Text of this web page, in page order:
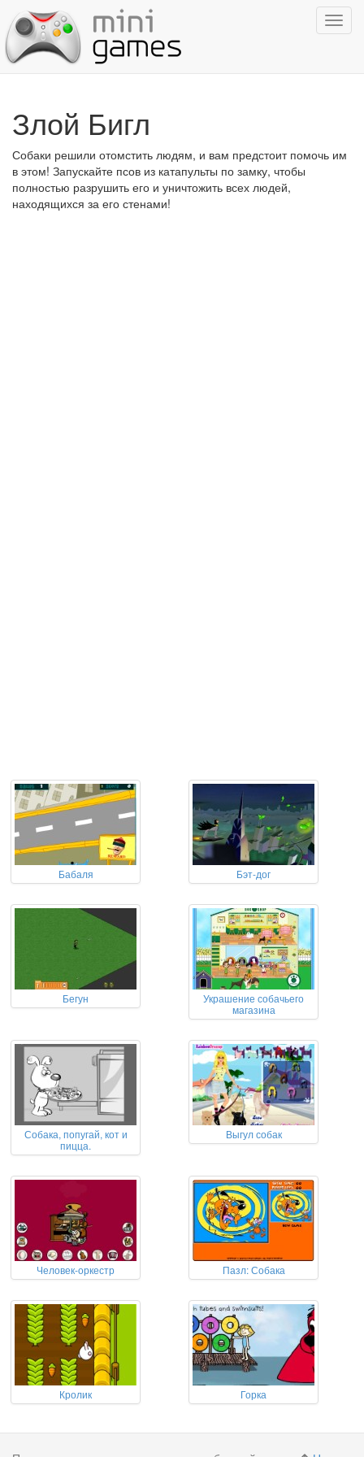
Злой Бигл
Собаки решили отомстить людям, и вам предстоит помочь им
в этом! Запускайте псов из катапульты по замку, чтобы
полностью разрушить его и уничтожить всех людей,
находящихся за его стенами!
Бабаля Бэт-дог
Бегун
Украшение собачьего
магазина
Собака, попугай, кот и
пицца.
Выгул собак
Человек-оркестр Пазл: Собака
Кролик Горка